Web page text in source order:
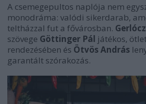
A csemegepultos naplója nem
monodráma: valódi sikerdarab,
teltházzal fut a fővárosban.
szövege Göttinger Pál játékos,
rendezésében és Ötvös András
garantált szórakozás.